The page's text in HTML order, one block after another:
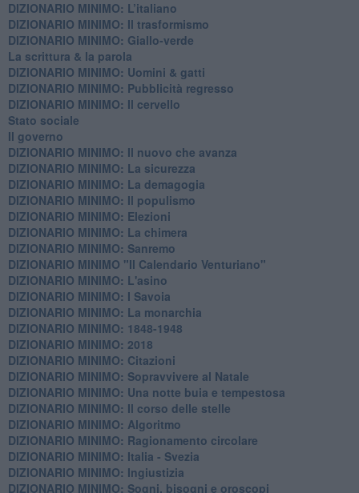
DIZIONARIO MINIMO: L’italiano
DIZIONARIO MINIMO: Il trasformismo
DIZIONARIO MINIMO: Giallo-verde
La scrittura & la parola
​DIZIONARIO MINIMO: Uomini & gatti
DIZIONARIO MINIMO: ​Pubblicità regresso
DIZIONARIO MINIMO: Il cervello
Stato sociale
Il governo
DIZIONARIO MINIMO: Il nuovo che avanza
DIZIONARIO MINIMO: La sicurezza
DIZIONARIO MINIMO: La demagogia
DIZIONARIO MINIMO: Il populismo
DIZIONARIO MINIMO: Elezioni
DIZIONARIO MINIMO: La chimera
DIZIONARIO MINIMO: Sanremo
DIZIONARIO MINIMO "Il Calendario Venturiano"
DIZIONARIO MINIMO: L'asino
DIZIONARIO MINIMO: I Savoia
DIZIONARIO MINIMO: La monarchia
DIZIONARIO MINIMO: 1848-1948
DIZIONARIO MINIMO: 2018
DIZIONARIO MINIMO: Citazioni
DIZIONARIO MINIMO: ​Sopravvivere al Natale
DIZIONARIO MINIMO: ​Una notte buia e tempestosa
DIZIONARIO MINIMO: Il corso delle stelle
DIZIONARIO MINIMO: Algoritmo
DIZIONARIO MINIMO: Ragionamento circolare
DIZIONARIO MINIMO: Italia - Svezia
DIZIONARIO MINIMO: ​Ingiustizia
DIZIONARIO MINIMO: ​Sogni, bisogni e oroscopi